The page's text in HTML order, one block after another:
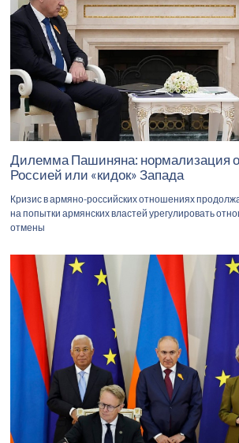
Дилемма Пашиняна: нормализация
Россией или «кидок» Запада
Кризис в армяно-российских отношениях
на попытки армянских властей урегулировать
отмены